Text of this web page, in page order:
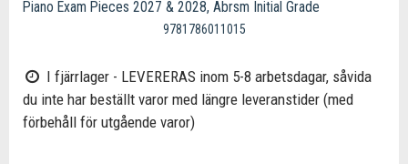
Piano Exam Pieces 2027 & 2028, Abrsm Initial Grade
9781786011015
I fjärrlager - LEVERERAS inom 5-8 arbetsdagar, såvida
du inte har beställt varor med längre leveranstider (med
förbehåll för utgående varor)